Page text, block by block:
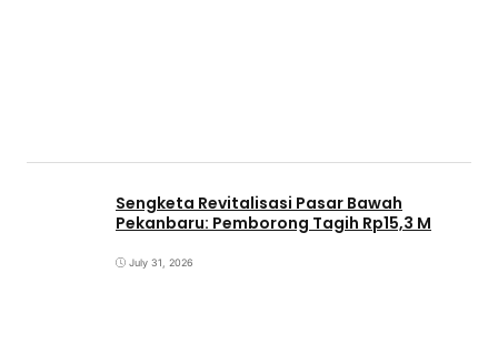
Sengketa Revitalisasi Pasar Bawah
Pekanbaru: Pemborong Tagih Rp15,3 M
July 31, 2026